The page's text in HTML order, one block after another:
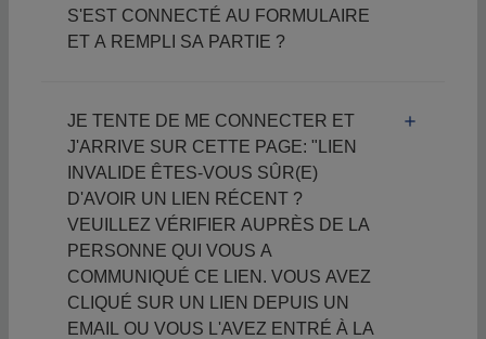
S'EST CONNECTÉ AU FORMULAIRE
ET A REMPLI SA PARTIE ?
JE TENTE DE ME CONNECTER ET
J'ARRIVE SUR CETTE PAGE: "LIEN
INVALIDE ÊTES-VOUS SÛR(E)
D'AVOIR UN LIEN RÉCENT ?
VEUILLEZ VÉRIFIER AUPRÈS DE LA
PERSONNE QUI VOUS A
COMMUNIQUÉ CE LIEN. VOUS AVEZ
CLIQUÉ SUR UN LIEN DEPUIS UN
EMAIL OU VOUS L'AVEZ ENTRÉ À LA